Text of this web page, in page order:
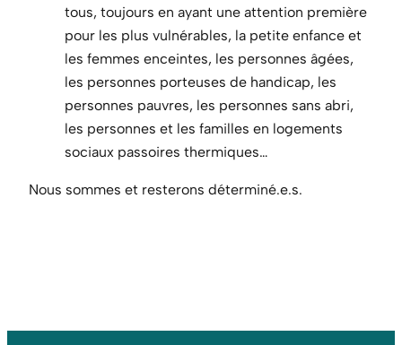
tous, toujours en ayant une attention première
pour les plus vulnérables, la petite enfance et
les femmes enceintes, les personnes âgées,
les personnes porteuses de handicap, les
personnes pauvres, les personnes sans abri,
les personnes et les familles en logements
sociaux passoires thermiques…
Nous sommes et resterons déterminé.e.s.